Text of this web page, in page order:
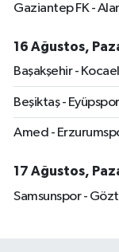
Gaziantep FK -
16 Ağustos,
Başakşehir -
Beşiktaş - Eyüpspor
Amed -
17 Ağustos,
Samsunspor -